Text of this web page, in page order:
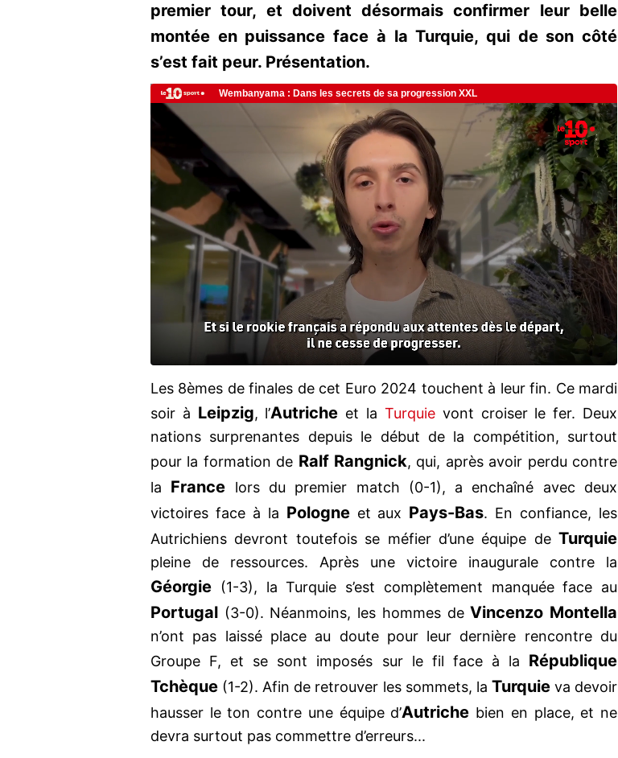
premier tour, et doivent désormais confirmer leur belle
montée en puissance face à la Turquie, qui de son côté
s’est fait peur. Présentation.
Les 8èmes de finales de cet Euro 2024 touchent à leur fin. Ce mardi
soir à Leipzig, l’Autriche et la Turquie vont croiser le fer. Deux
nations surprenantes depuis le début de la compétition, surtout
pour la formation de Ralf Rangnick, qui, après avoir perdu contre
la France lors du premier match (0-1), a enchaîné avec deux
victoires face à la Pologneet aux Pays-Bas. En confiance, les
Autrichiens devront toutefois se méfier d’une équipe de Turquie
pleine de ressources. Après une victoire inaugurale contre la
Géorgie (1-3), la Turquie s’est complètement manquée face au
Portugal (3-0). Néanmoins, les hommes deVincenzo Montella
n’ont pas laissé place au doute pour leur dernière rencontre du
Groupe F, et se sont imposés sur le fil face à la République
Tchèque (1-2). Afin de retrouver les sommets, la Turquieva devoir
hausser le ton contre une équipe d’Autriche bien en place, et ne
devra surtout pas commettre d’erreurs...